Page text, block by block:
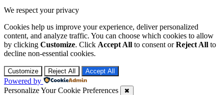
We respect your privacy
Cookies help us improve your experience, deliver personalized
content, and analyze traffic. You can choose which cookies to allow
by clicking Customize. Click Accept All to consent orReject All to
decline non-essential cookies.
Customize Reject All Accept All
Powered by
Personalize Your Cookie Preferences
✖